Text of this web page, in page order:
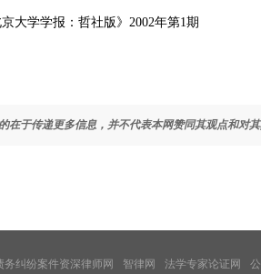
大学学报：哲社版》2002年第1期
在于传递更多信息，并不代表本网赞同其观点和对
务纠纷案件资深律师网 智律网 法学专家论证网